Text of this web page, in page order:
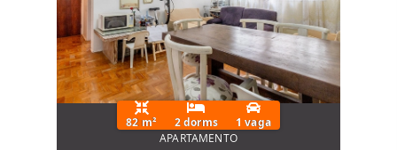
82 m² 2 dorms
1 vaga
APARTAMENTO